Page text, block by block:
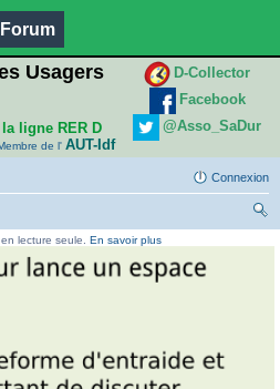
Forum
Usagers
ligne RER D
de l' AUT-Idf
D-Collector
Facebook
@Asso_SaDur
Connexion
lecture seule. En savoir plus